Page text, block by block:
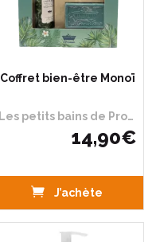
Coffret bien-être Monoï
Les petits bains de Provence
14,90€
J’achète